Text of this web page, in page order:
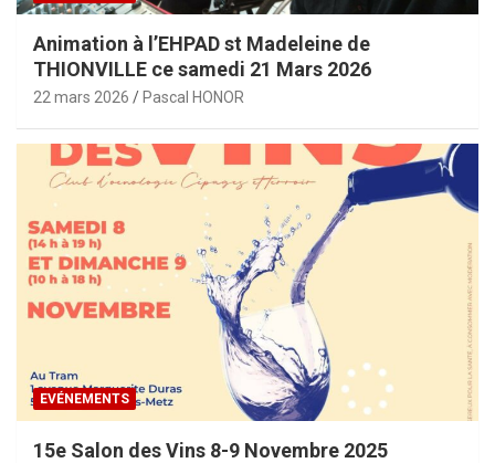
Animation à l’EHPAD st Madeleine de
THIONVILLE ce samedi 21 Mars 2026
22 mars 2026 Pascal HONOR
EVÉNEMENTS
15e Salon des Vins 8-9 Novembre 2025